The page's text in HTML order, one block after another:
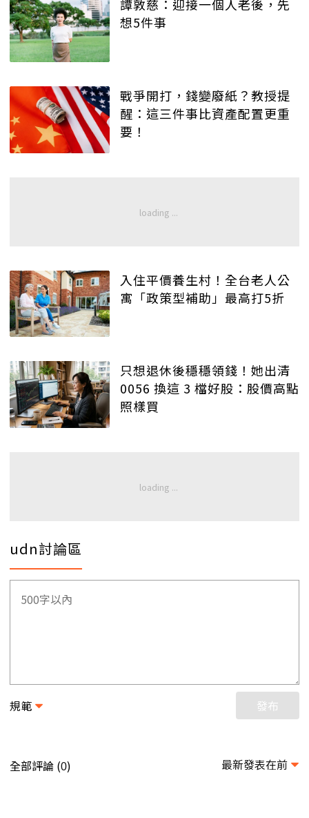
譚敦慈：迎接一個人老後，先
想5件事
戰爭開打，錢變廢紙？教授提
醒：這三件事比資產配置更重
要！
入住平價養生村！全台老人公
寓「政策型補助」最高打5折
只想退休後穩穩領錢！她出清
0056 換這 3 檔好股：股價高點
照樣買
udn討論區
規範 發布
全部評論 (0) 最新發表在前